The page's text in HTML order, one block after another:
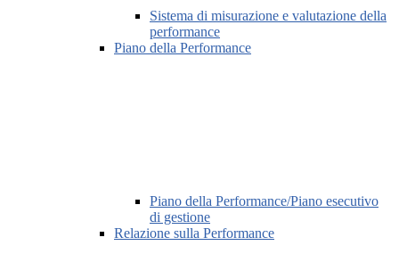
Sistema di misurazione e valutazione della
performance
Piano della Performance
Piano della Performance/Piano esecutivo
di gestione
Relazione sulla Performance